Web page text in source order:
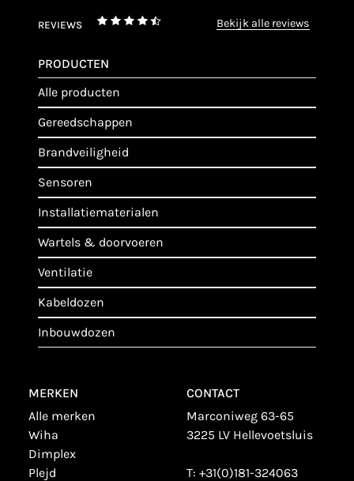
REVIEWS bekijk alle reviews
PRODUCTEN
alle producten
gereedschappen
brandveiligheid
sensoren
installatiematerialen
wartels & doorvoeren
ventilatie
kabeldozen
inbouwdozen
MERKEN
alle merken
wiha
dimplex
plejd
CONTACT
Marconiweg 63-65
3225 LV Hellevoetsluis
T: +31(0)181-324063